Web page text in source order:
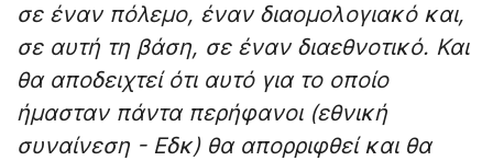
σε έναν πόλεμο, έναν διαομολογιακό και,
σε αυτή τη βάση, σε έναν διαεθνοτικό. Και
θα αποδειχτεί ότι αυτό για το οποίο
ήμασταν πάντα περήφανοι (εθνική
συναίνεση - Εδκ) θα απορριφθεί και θα